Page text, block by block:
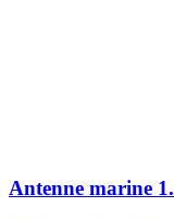
Antenne marine